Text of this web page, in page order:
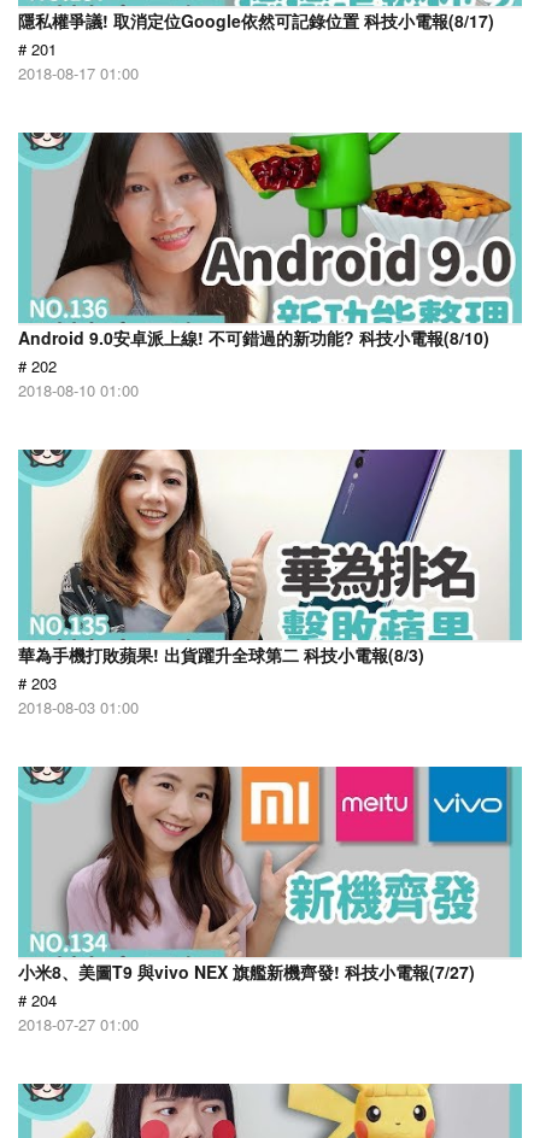
隱私權爭議! 取消定位Google依然可記錄位置 科技小電報(8/17)
# 201
2018-08-17 01:00
Android 9.0安卓派上線! 不可錯過的新功能? 科技小電報(8/10)
# 202
2018-08-10 01:00
華為手機打敗蘋果! 出貨躍升全球第二 科技小電報(8/3)
# 203
2018-08-03 01:00
小米8、美圖T9 與vivo NEX 旗艦新機齊發! 科技小電報(7/27)
# 204
2018-07-27 01:00